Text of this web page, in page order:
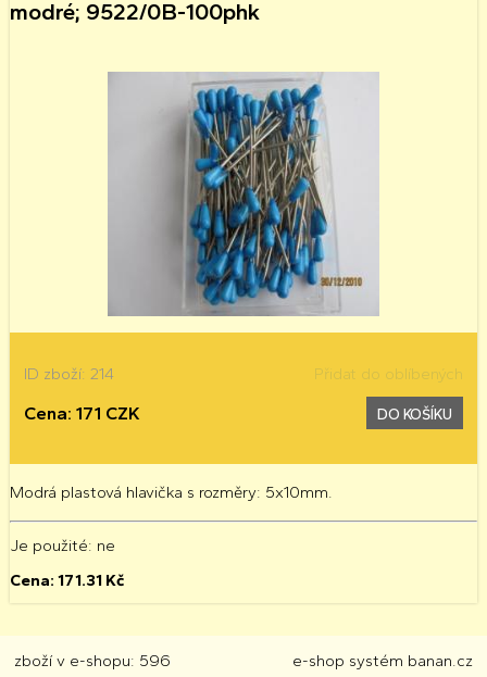
modré; 9522/0B-100phk
ID zboží: 214 Přidat do oblíbených
Cena: 171 CZK DO KOŠÍKU
Modrá plastová hlavička s rozměry: 5x10mm.
Je použité: ne
Cena: 171.31Kč
zboží v e-shopu: 596 e-shop systém banan.cz